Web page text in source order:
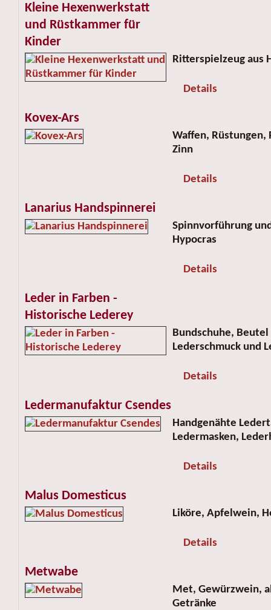
Kleine Hexenwerkstatt
und Rüstkammer für
Kinder
Ritterspielzeug aus
Details
Kovex-Ars
Waffen, Rüstungen,
Zinn
Details
Lanarius Handspinnerei
Spinnvorführung
Hypocras
Details
Leder in Farben -
Historische Lederey
Bundschuhe,
Lederschmuck und
Details
Ledermanufaktur Csendes
Handgenähte
Ledermasken,
Details
Malus Domesticus
Liköre, Apfelwein,
Details
Metwabe
Met, Gewürzwein,
Getränke